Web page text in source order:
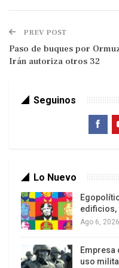
Atribuir el actual
gestión
insertos en el
disfrazados de
lineamientos
Morales, es ignorar
analizar con
PREV POST
Paso de buques por
Irán autoriza otros 32
Seguinos
Lo Nuevo
edificios,
Ago 6, 2026
Empresa
uso